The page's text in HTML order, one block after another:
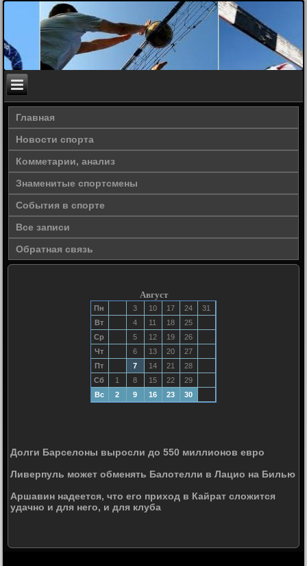
Главная
Новости спорта
Комметарии, анализ
Знаменитые спортсмены
События в спорте
Все записи
Обратная связь
Август
Пн 3 10 17 24
31
Вт
4 11 18
25
Ср
5 12 19
26
Чт
6 13 20
27
Пт
7 14 21
28
Сб
1 8 15 22
29
Вс
2 9 16 23 30
Долги Барселоны выросли до 550 миллионов евро
Ливерпуль может обменять Балотелли в Лацио на Билью
Аршавин надеется, что его приход в Кайрат сложится
удачно и для него, и для клуба